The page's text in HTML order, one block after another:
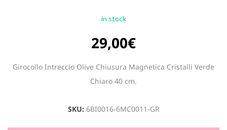
in stock
29,00€
Girocollo Intreccio Olive Chiusura Magnetica Cristalli Verde
Chiaro 40 cm.
SKU: 6BI0016-6MC0011-GR